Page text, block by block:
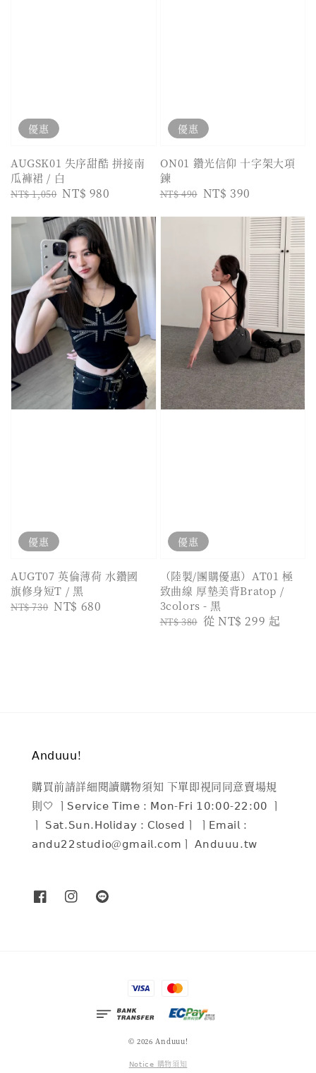
優惠
AUGSK01 失序甜酷 拼接南
瓜褲裙 / 白
Regular
NT$ 1,050 Sale
NT$ 980
優惠
ON01 鑽光信仰 十字架大項
鍊
Regular
NT$ 490 Sale
NT$ 390
優惠
AUGT07 英倫薄荷 水鑽國
旗修身短T / 黑
Regular
NT$ 730 Sale
NT$ 680
優惠
（陸製/團購優惠）AT01 極
致曲線 厚墊美背Bratop /
3colors - 黑
Regular
NT$ 380 Sale
從 NT$ 299 起
𝖠𝗇𝖽𝗎𝗎𝗎!
購買前請詳細閱讀購物須知 下單即視同同意賣場規
則🤍 ㅣ𝖲𝖾𝗋𝗏𝗂𝖼𝖾 𝖳𝗂𝗆𝖾 : 𝖬𝗈𝗇-𝖥𝗋𝗂 𝟣𝟢:𝟢𝟢-𝟤𝟤:𝟢𝟢 ㅣ
ㅣ 𝖲𝖺𝗍.𝖲𝗎𝗇.𝖧𝗈𝗅𝗂𝖽𝖺𝗒 : 𝖢𝗅𝗈𝗌𝖾𝖽ㅣ ㅣ𝖤𝗆𝖺𝗂𝗅 :
𝖺𝗇𝖽𝗎𝟤𝟤𝗌𝗍𝗎𝖽𝗂𝗈@𝗀𝗆𝖺𝗂𝗅.𝖼𝗈𝗆ㅣ 𝖠𝗇𝖽𝗎𝗎𝗎.𝗍𝗐
© 2026 Anduuu!
𝖭𝗈𝗍𝗂𝖼𝖾 購物須知